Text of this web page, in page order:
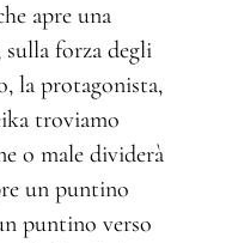
apre una
sulla forza degli
la protagonista,
troviamo
o male dividerà
un puntino
puntino verso